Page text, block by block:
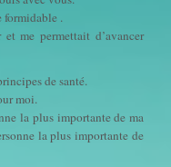
formidable .
me permettait d’avancer
de santé.
moi.
la plus importante de ma
la plus importante de